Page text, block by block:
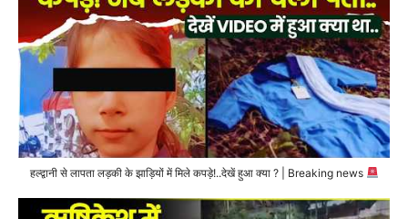
हल्द्वानी से लापता लड़की के झाड़ियों में मिले कपड़े!..देखें हुआ क्या ? | Breaking news